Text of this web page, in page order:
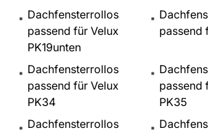
Dachfensterrollos
passend für Velux
PK19unten
passend
Dachfensterrollos
passend für Velux
PK34
passend
PK35
Dachfensterrollos